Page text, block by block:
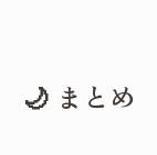
🌙 まとめ